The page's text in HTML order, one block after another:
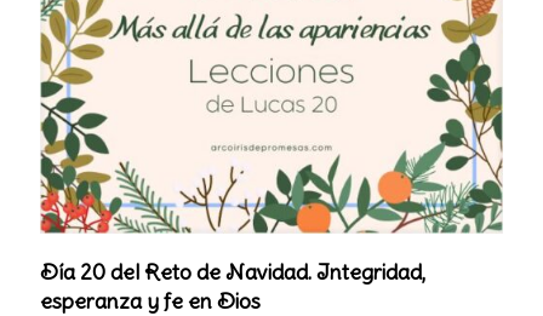
Día 20 del Reto de Navidad. Integridad,
esperanza y fe en Dios